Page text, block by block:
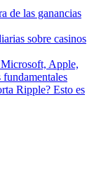
de las ganancias
sobre casinos
Microsoft, Apple,
Ripple? Esto es